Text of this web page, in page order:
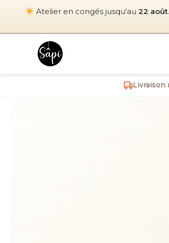
Atelier en congés jusqu'au22 août
Livraison